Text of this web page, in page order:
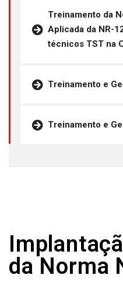
Treinamento da
Aplicada da NR-
técnicos TST na
Treinamento e
Treinamento e
da Norma